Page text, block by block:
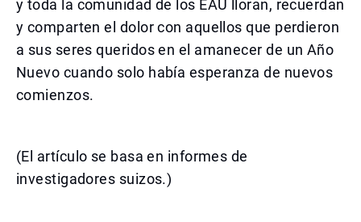
y toda la comunidad de los EAU lloran, recuerdan
y comparten el dolor con aquellos que perdieron
a sus seres queridos en el amanecer de un Año
Nuevo cuando solo había esperanza de nuevos
comienzos.
(El artículo se basa en informes de
investigadores suizos.)